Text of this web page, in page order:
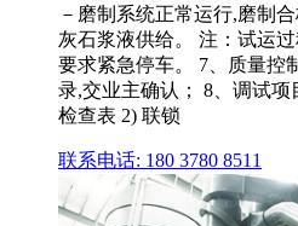
－磨制系统正常运行,磨制
灰石浆液供给。 注：试运
要求紧急停车。 7、质量控
录,交业主确认； 8、调试
检查表 2) 联锁
联系电话: 180 3780 8511